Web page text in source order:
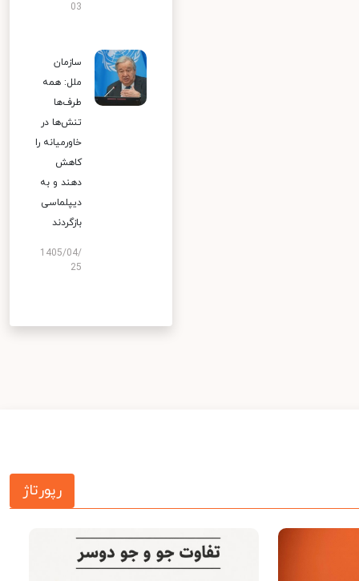
03
سازمان
ملل: همه
طرف‌ها
تنش‌ها در
خاورمیانه را
کاهش
دهند و به
دیپلماسی
بازگردند
1405/04/
25
رپورتاژ